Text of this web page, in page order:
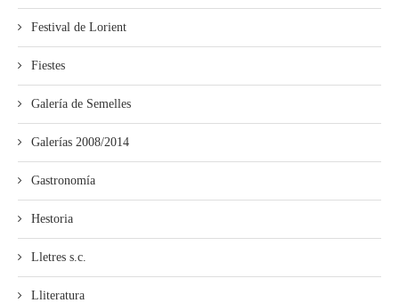
Festival de Lorient
Fiestes
Galería de Semelles
Galerías 2008/2014
Gastronomía
Hestoria
Lletres s.c.
Lliteratura